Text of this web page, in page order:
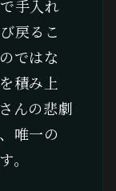
手入れ
戻るこ
ではな
積み上
んの悲劇
唯一の
。